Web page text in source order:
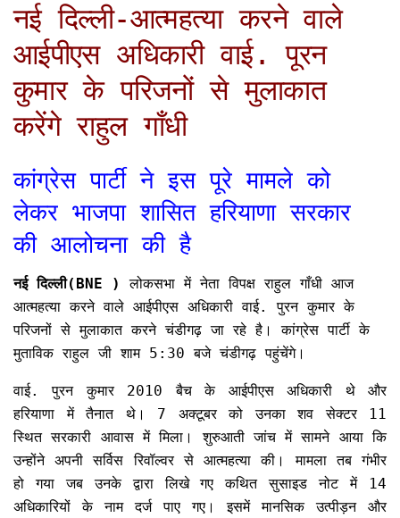
नई दिल्ली-आत्महत्या करने वाले
आईपीएस अधिकारी वाई. पूरन
कुमार के परिजनों से मुलाकात
करेंगे राहुल गाँधी
कांग्रेस पार्टी ने इस पूरे मामले को
लेकर भाजपा शासित हरियाणा सरकार
की आलोचना की है
नई दिल्ली(BNE )
लोकसभा में नेता विपक्ष राहुल गाँधी आज
आत्महत्या करने वाले आईपीएस अधिकारी वाई. पुरन कुमार के
परिजनों से मुलाकात करने चंडीगढ़ जा रहे है। कांग्रेस पार्टी के
मुताविक राहुल जी शाम 5:30 बजे चंडीगढ़ पहुंचेंगे।
वाई. पुरन कुमार 2010 बैच के आईपीएस अधिकारी थे और
हरियाणा में तैनात थे। 7 अक्टूबर को उनका शव सेक्टर 11
स्थित सरकारी आवास में मिला। शुरुआती जांच में सामने आया कि
उन्होंने अपनी सर्विस रिवॉल्वर से आत्महत्या की। मामला तब गंभीर
हो गया जब उनके द्वारा लिखे गए कथित सुसाइड नोट में 14
अधिकारियों के नाम दर्ज पाए गए। इसमें मानसिक उत्पीड़न और